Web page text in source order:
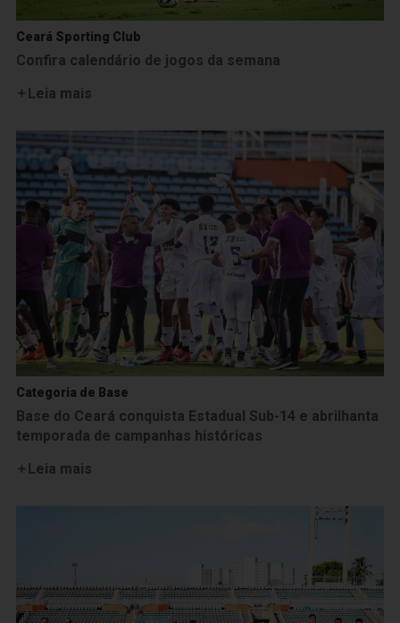
Ceará Sporting Club
Confira calendário de jogos da semana
Leia mais
Categoria de Base
Base do Ceará conquista Estadual Sub-14 e abrilhanta
temporada de campanhas históricas
Leia mais